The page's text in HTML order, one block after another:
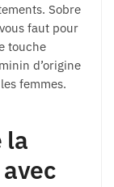
Sobre
faut pour
touche
d’origine
femmes.
la